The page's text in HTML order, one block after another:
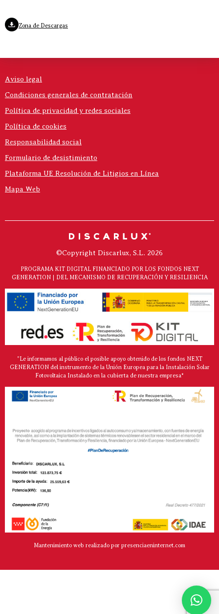
Zona de Descargas
Aviso legal
Condiciones generales de contratación
Política de privacidad y redes sociales
Política de cookies
Responsabilidad social
Formulario de desistimiento
Plataforma UE Resolución de Litigios en Línea
Mapa Web
©Copyright Discarlux, S.L. 2026
PROGRAMA KIT DIGITAL FINANCIADO POR LOS FONDOS NEXT
GENERATION | DEL MECANISMO DE RECUPERACIÓN Y RESILIENCIA
"Le informamos al público el posible apoyo obtenido de los fondos NEXT
GENERATION del instrumento de la Unión Europea para la Instalación Solar
Fotovoltaica Instalado en la cubierta de nuestra empresa*
Mantenimiento web realizado por presenciaeninternet.com